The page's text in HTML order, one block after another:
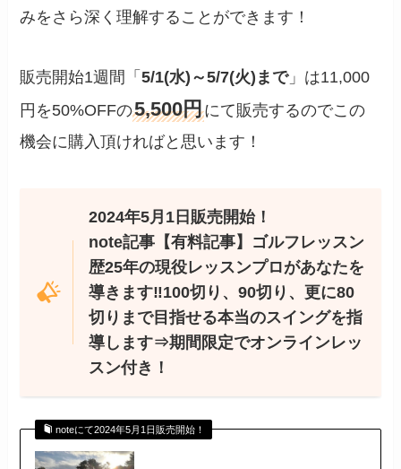
みをさら深く理解することができます！
販売開始1週間「5/1(水)～5/7(火)まで」は11,000
円を50%OFFの5,500円にて販売するのでこの
機会に購入頂ければと思います！
2024年5月1日販売開始！
note記事【有料記事】ゴルフレッスン
歴25年の現役レッスンプロがあなたを
導きます‼100切り、90切り、更に80
切りまで目指せる本当のスイングを指
導します⇒期間限定でオンラインレッ
スン付き！
noteにて2024年5月1日販売開始！